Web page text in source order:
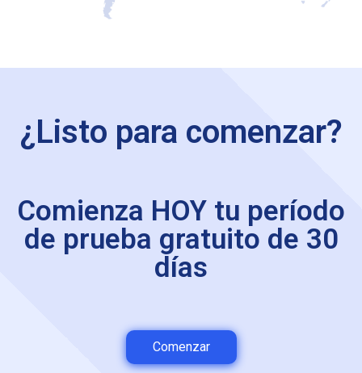
¿Listo para comenzar?
Comienza HOY tu período
de prueba gratuito de 30
días
Comenzar